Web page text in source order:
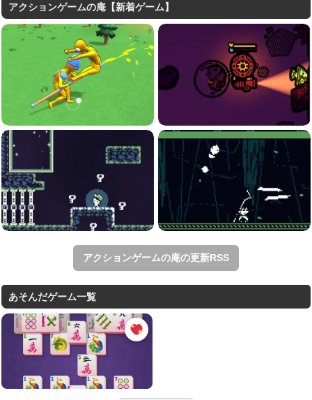
アクションゲームの庵【新着ゲーム】
アクションゲームの庵の更新RSS
あそんだゲーム一覧